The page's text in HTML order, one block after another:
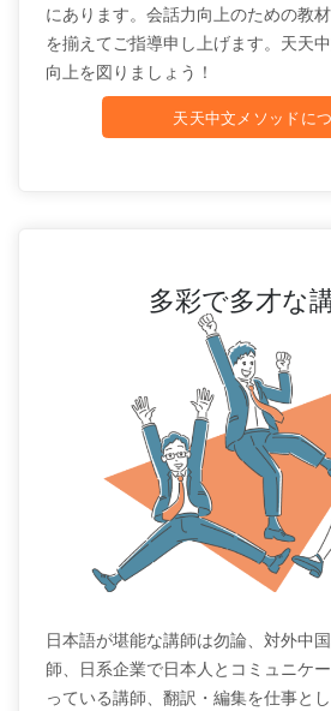
にあります。会話力向上のための教
を揃えてご指導申し上げます。天天
向上を図りましょう！
天天中文メソッドに
多彩で多才な
日本語が堪能な講師は勿論、対外中
師、日系企業で日本人とコミュニケ
っている講師、翻訳・編集を仕事と